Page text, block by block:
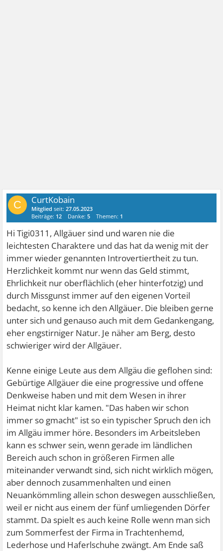
C CurtKobain
Mitglied seit:27.05.2023
Beiträge: 12 Danke:5 Themen: 1
Hi Tigi0311, Allgäuer sind und waren nie die
leichtesten Charaktere und das hat da wenig mit der
immer wieder genannten Introvertiertheit zu tun.
Herzlichkeit kommt nur wenn das Geld stimmt,
Ehrlichkeit nur oberflächlich (eher hinterfotzig) und
durch Missgunst immer auf den eigenen Vorteil
bedacht, so kenne ich den Allgäuer. Die bleiben gerne
unter sich und genauso auch mit dem Gedankengang,
eher engstirniger Natur. Je näher am Berg, desto
schwieriger wird der Allgäuer.
Kenne einige Leute aus dem Allgäu die geflohen sind:
Gebürtige Allgäuer die eine progressive und offene
Denkweise haben und mit dem Wesen in ihrer
Heimat nicht klar kamen. "Das haben wir schon
immer so gmacht" ist so ein typischer Spruch den ich
im Allgäu immer höre. Besonders im Arbeitsleben
kann es schwer sein, wenn gerade im ländlichen
Bereich auch schon in größeren Firmen alle
miteinander verwandt sind, sich nicht wirklich mögen,
aber dennoch zusammenhalten und einen
Neuankömmling allein schon deswegen ausschließen,
weil er nicht aus einem der fünf umliegenden Dörfer
stammt. Da spielt es auch keine Rolle wenn man sich
zum Sommerfest der Firma in Trachtenhemd,
Lederhose und Haferlschuhe zwängt. Am Ende saß